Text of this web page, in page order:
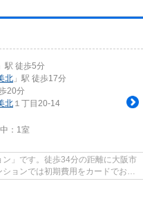
」駅 徒歩5分
北 」駅 徒歩17分
20分
北 １丁目20-14
： 1室
」です。徒歩34分の距離に大阪市
ョンでは初期費用をカードでお支